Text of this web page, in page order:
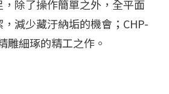
除了操作簡單之外，全平面
減少藏汙納垢的機會；CHP-
雕細琢的精工之作。